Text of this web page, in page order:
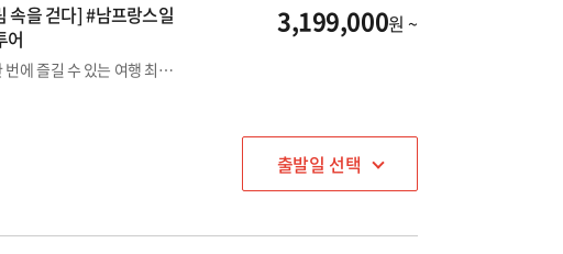
속을 걷다] #남프랑스일
어
두바이/스페인/포르투갈/남프랑스/모나코 5국을 한 번에 즐길 수 있는 여행 최적의 루트로 떠나는 17大 도시, 가득 채워 담은 꿈꿔 온 여행! ★타사비교필수★ 포르투갈 남부 휴양 도시(알부페이라/포르티망) 포함
3,199,000원 ~
출발일 선택